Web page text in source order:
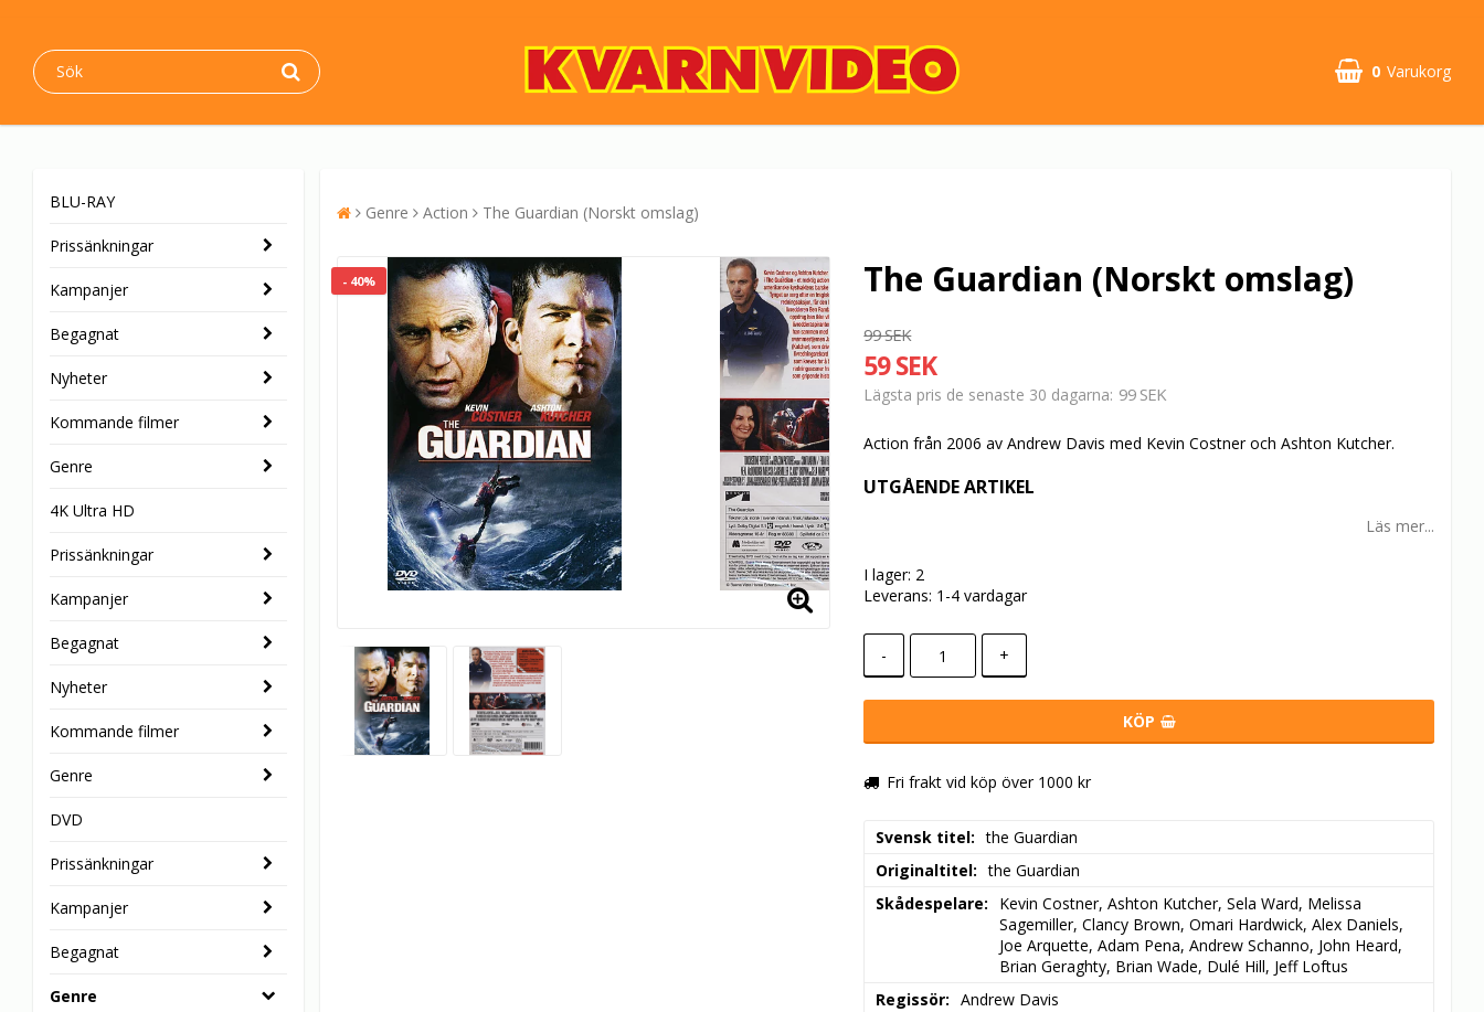
0 Varukorg
Din varukorg är tom
BLU-RAY
Prissänkningar
Kampanjer
Begagnat
Nyheter
Kommande filmer
Genre
4K Ultra HD
Prissänkningar
Kampanjer
Begagnat
Nyheter
Kommande filmer
Genre
DVD
Prissänkningar
Kampanjer
Begagnat
Genre
Genre Action The Guardian (Norskt omslag)
- 40% The Guardian (Norskt omslag)
99 SEK
59 SEK
Lägsta pris de senaste 30 dagarna 99 SEK
Action från 2006 av Andrew Davis med Kevin Costner och Ashton Kutcher.
UTGÅENDE ARTIKEL
Läs mer...
I lager: 2
Leverans: 1-4 vardagar
- +
KÖP
Fri frakt vid köp över 1000 kr
Svensk titel
the Guardian
Originaltitel
the Guardian
Skådespelare
Kevin Costner, Ashton Kutcher, Sela Ward, Melissa
Sagemiller, Clancy Brown, Omari Hardwick, Alex Daniels,
Joe Arquette, Adam Pena, Andrew Schanno, John Heard,
Brian Geraghty, Brian Wade, Dulé Hill, Jeff Loftus
Regissör
Andrew Davis